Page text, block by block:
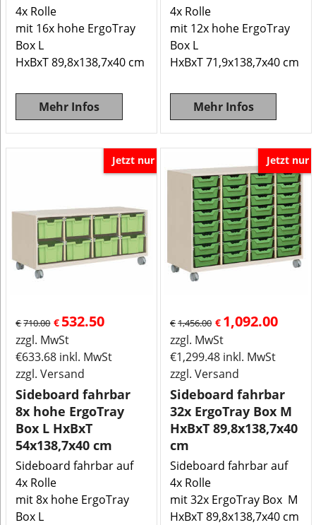
4x Rolle
mit 16x hohe ErgoTray
Box L
HxBxT 89,8x138,7x40 cm
Mehr Infos
4x Rolle
mit 12x hohe ErgoTray
Box L
HxBxT 71,9x138,7x40 cm
Mehr Infos
Jetzt nur
€710.00 € 532.50
zzgl. MwSt
€633.68 inkl. MwSt
zzgl. Versand
Sideboard fahrbar
8x hohe ErgoTray
Box L HxBxT
54x138,7x40 cm
Sideboard fahrbar auf
4x Rolle
mit 8x hohe ErgoTray
Box L
Jetzt nur
€1,456.00 € 1,092.00
zzgl. MwSt
€1,299.48 inkl. MwSt
zzgl. Versand
Sideboard fahrbar
32x ErgoTray Box M
HxBxT 89,8x138,7x40
cm
Sideboard fahrbar auf
4x Rolle
mit 32x ErgoTray Box M
HxBxT 89,8x138,7x40 cm